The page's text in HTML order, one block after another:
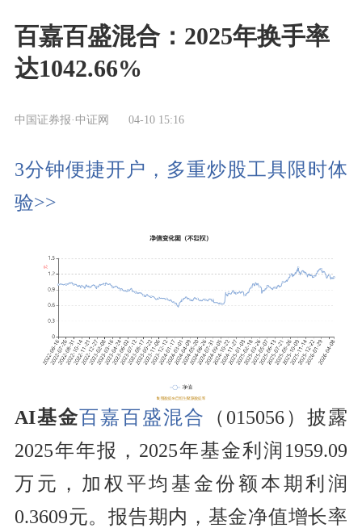
百嘉百盛混合：2025年换手率
达1042.66%
中国证券报·中证网 04-10 15:16
3分钟便捷开户，多重炒股工具限时体
验>>
AI基金百嘉百盛混合
（015056）披露
2025年年报，2025年基金利润1959.09
万元，加权平均基金份额本期利润
0.3609元。报告期内，基金净值增长率